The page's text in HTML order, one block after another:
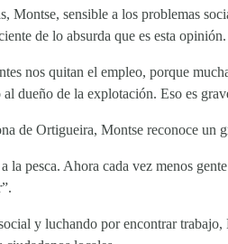
Montse, sensible a los problemas
de lo absurda que es esta opinión.
nos quitan el empleo, porque
dueño de la explotación. Eso es
de Ortigueira, Montse reconoce un
la pesca. Ahora cada vez menos
y luchando por encontrar